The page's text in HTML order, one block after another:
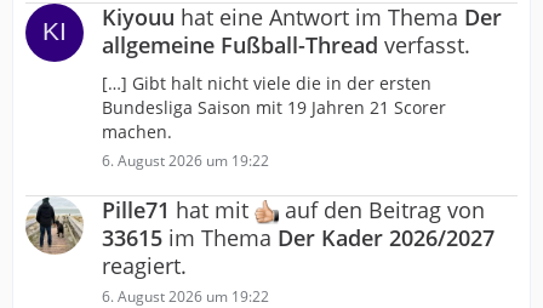
Kiyouu hat eine Antwort im Thema Der
allgemeine Fußball-Thread verfasst.
[…] Gibt halt nicht viele die in der ersten
Bundesliga Saison mit 19 Jahren 21 Scorer
machen.
6. August 2026 um 19:22
Pille71 hat mit
auf den Beitrag von
33615 im Thema Der Kader 2026/2027
reagiert.
6. August 2026 um 19:22